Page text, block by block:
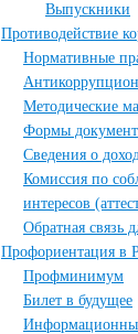
Выпускники
Противодействие
Нормативные
Методические
Формы
Сведения о
Комиссия по
интересов
Обратная связь
Профориентация в
Профминимум
Билет в будущее